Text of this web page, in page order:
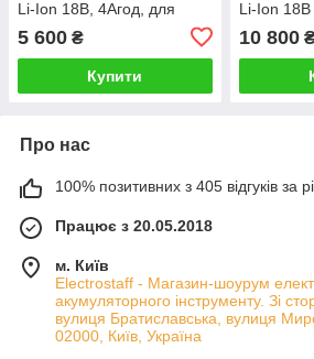
Li-Ion 18В, 4Агод, для
тюбів l= 225 мм, 0.5-8 мм/
с
5 600 ₴
Купити
Li-Ion 18В
50л
10 800
Про нас
100% позитивних з 405 відгуків за
Працює з 20.05.2018
м. Київ
Electrostaff - Магазин-шоурум
акумуляторного інструменту. Зі
вулиця Братиславська, вулиця
02000, Київ, Україна